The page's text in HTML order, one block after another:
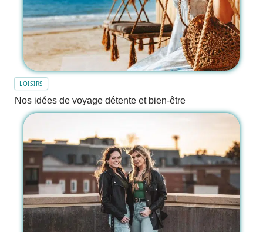
LOISIRS
Nos idées de voyage détente et bien-être